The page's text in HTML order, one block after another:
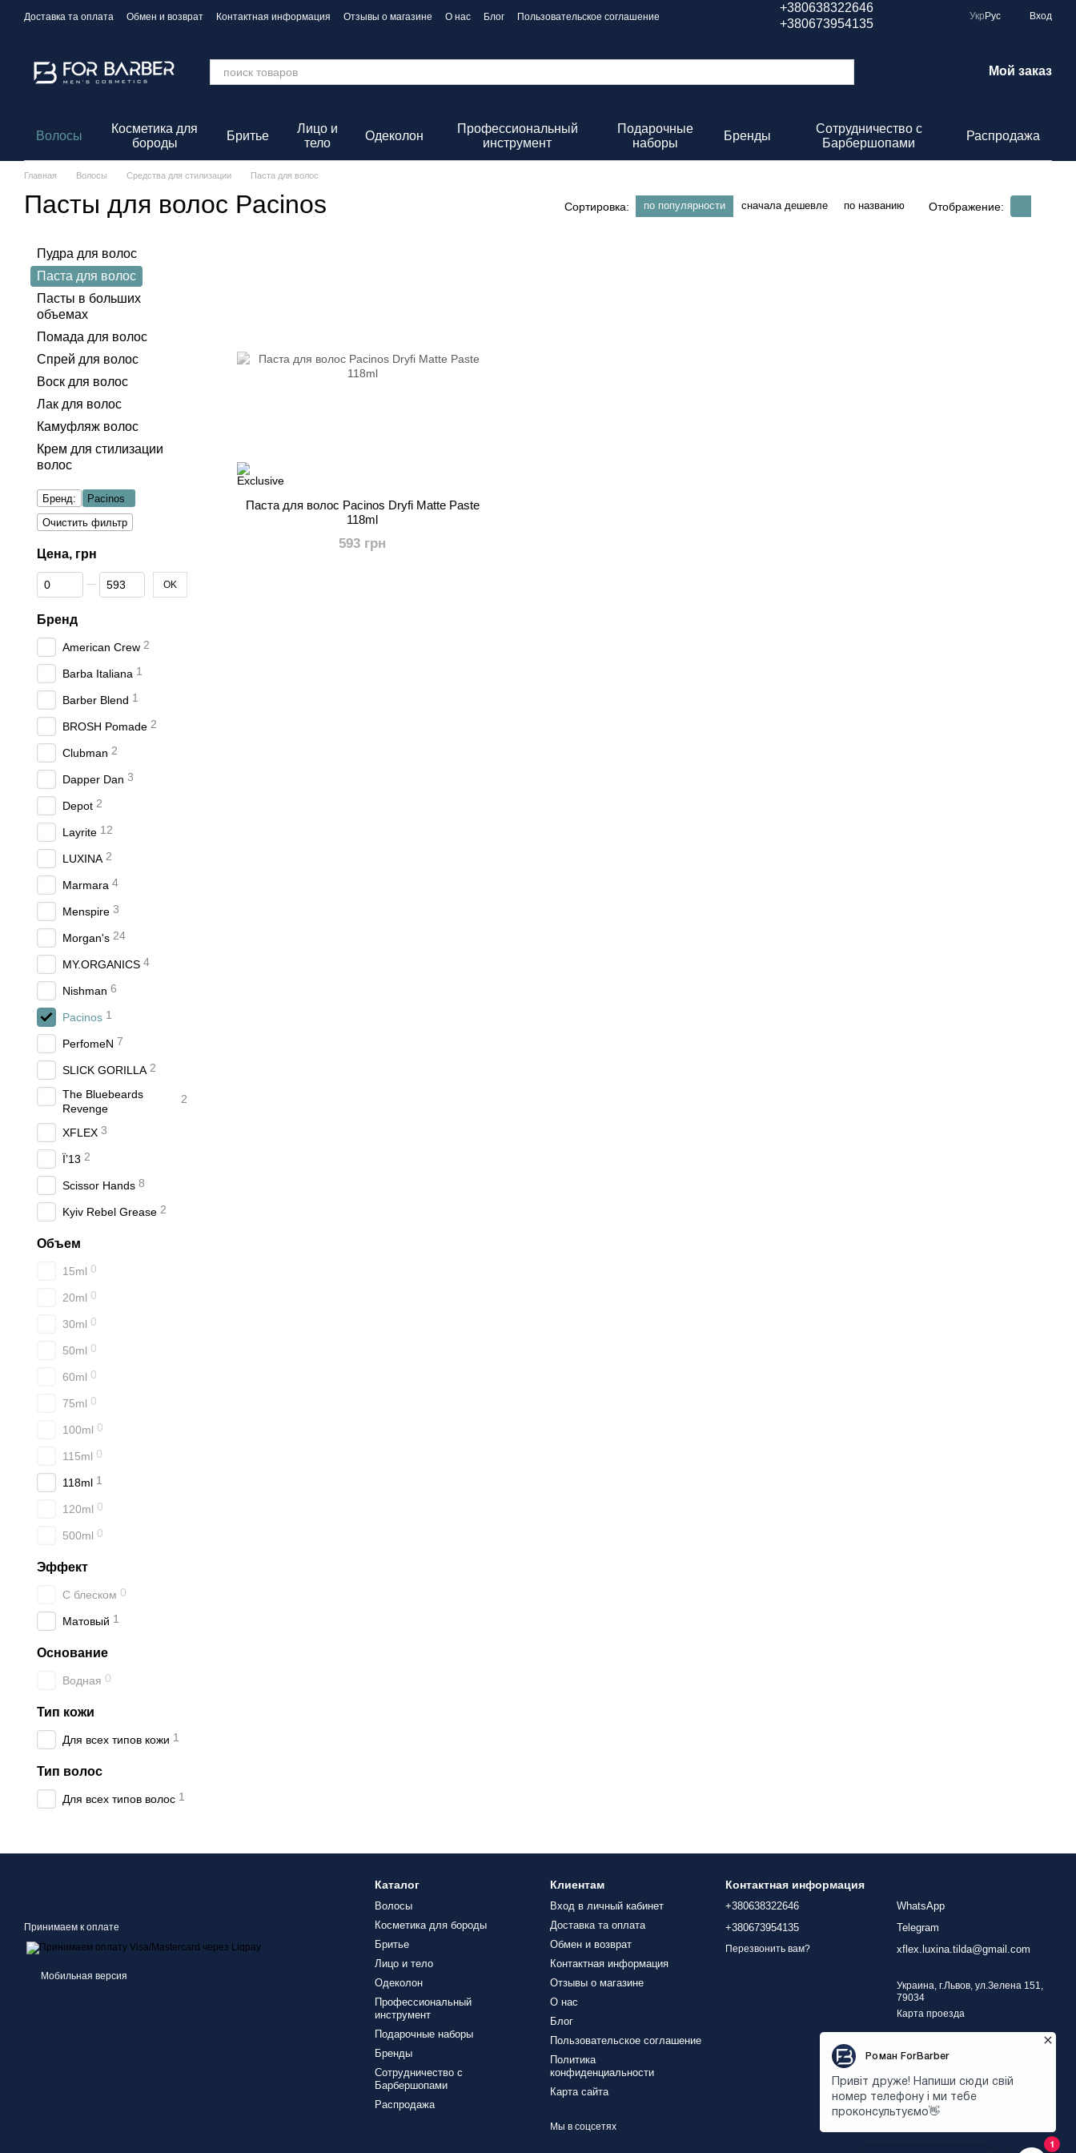
Перейти к основному контенту
Доставка та оплата Обмен и возврат Контактная информация Отзывы о магазине О нас Блог
Пользовательское соглашение
+380638322646
+380673954135
Укр Рус Вход
Мой заказ
Волосы
Косметика для
бороды
Бритье
Лицо и
тело
Одеколон
Профессиональный
инструмент
Подарочные
наборы
Бренды
Сотрудничество с
Барбершопами
Распродажа
Главная Волосы Средства для стилизации Паста для волос
Пасты для волос Pacinos Сортировка: по популярности сначала дешевле по названию Отображение:
Паста для волос Pacinos Dryfi Matte Paste
118ml
593 грн
Пудра для волос
Паста для волос
Пасты в больших
объемах
Помада для волос
Спрей для волос
Воск для волос
Лак для волос
Камуфляж волос
Крем для стилизации
волос
Бренд:
Pacinos
Очистить фильтр
Цена, грн
От Цена, грн
До Цена, грн OK
Бренд
American Crew 2
Barba Italiana 1
Barber Blend 1
BROSH Pomade 2
Clubman 2
Dapper Dan 3
Depot 2
Layrite 12
LUXINA 2
Marmara 4
Menspire 3
Morgan's 24
MY.ORGANICS 4
Nishman 6
Pacinos 1
PerfomeN 7
SLICK GORILLA 2
The Bluebeards
Revenge
2
XFLEX 3
Ї’13 2
Scissor Hands 8
Kyiv Rebel Grease 2
Объем
15ml 0
20ml 0
30ml 0
50ml 0
60ml 0
75ml 0
100ml 0
115ml 0
118ml 1
120ml 0
500ml 0
Эффект
С блеском 0
Матовый 1
Основание
Водная 0
Тип кожи
Для всех типов кожи 1
Тип волос
Для всех типов волос 1
Принимаем к оплате
Мобильная версия
Каталог
Волосы
Косметика для бороды
Бритье
Лицо и тело
Одеколон
Профессиональный
инструмент
Подарочные наборы
Бренды
Сотрудничество с
Барбершопами
Распродажа
Клиентам
Вход в личный кабинет
Доставка та оплата
Обмен и возврат
Контактная информация
Отзывы о магазине
О нас
Блог
Пользовательское соглашение
Политика
конфиденциальности
Карта сайта
Мы в соцсетях
Контактная информация
+380638322646
+380673954135
Перезвонить вам?
WhatsApp
Telegram
xflex.luxina.tilda@gmail.com
Украина, г.Львов, ул.Зелена 151,
79034
Карта проезда